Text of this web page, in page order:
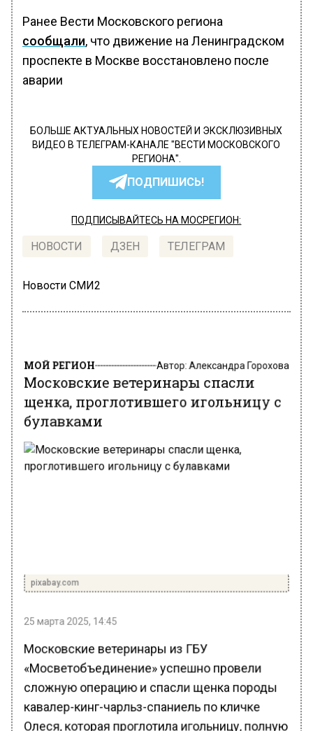
Ранее Вести Московского региона
сообщали, что движение на Ленинградском
проспекте в Москве восстановлено после
аварии
БОЛЬШЕ АКТУАЛЬНЫХ НОВОСТЕЙ И ЭКСКЛЮЗИВНЫХ
ВИДЕО В ТЕЛЕГРАМ-КАНАЛЕ "ВЕСТИ МОСКОВСКОГО
РЕГИОНА".
ПОДПИШИСЬ!
ПОДПИСЫВАЙТЕСЬ НА МОСРЕГИОН:
НОВОСТИ ДЗЕН ТЕЛЕГРАМ
Новости СМИ2
МОЙ РЕГИОН
Московские ветеринары спасли
щенка, проглотившего игольницу с
булавками
pixabay.com
25 марта 2025, 14:45
Московские ветеринары из ГБУ
«Мосветобъединение» успешно провели
сложную операцию и спасли щенка породы
кавалер-кинг-чарльз-спаниель по кличке
Олеся, которая проглотила игольницу, полную